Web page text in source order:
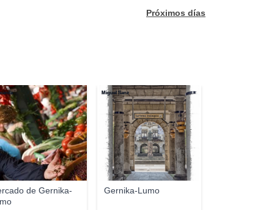
Próximos días
de Gernika-
Gernika-Lumo
Miguel Sanz